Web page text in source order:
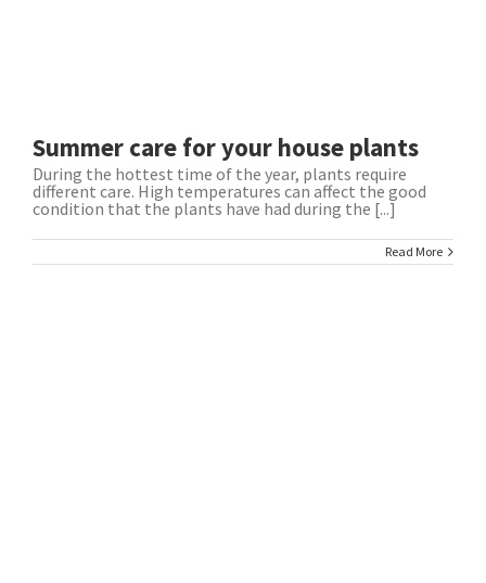
Summer care for your house plants
During the hottest time of the year, plants require
different care. High temperatures can affect the good
condition that the plants have had during the [...]
Read More